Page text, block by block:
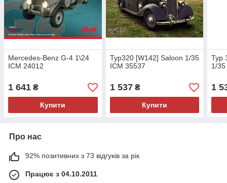
Mercedes-Benz G-4 1\24
ICM 24012
1 641 ₴
Купити
Typ320 [W142] Saloon 1/35
ICM 35537
1 537₴
Купити
Typ
1/
1
Про нас
92% позитивних з 73 відгуків за рік
Працює з 04.10.2011